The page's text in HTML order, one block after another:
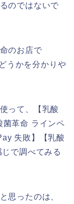
のではないで
のお店で
うかを分かりや
って、【乳酸
革命 ラインペ
失敗】【乳酸
で調べてみる
思ったのは、